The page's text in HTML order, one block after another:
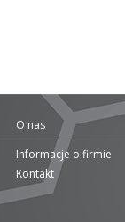
O nas
Informacje o firmie
Kontakt